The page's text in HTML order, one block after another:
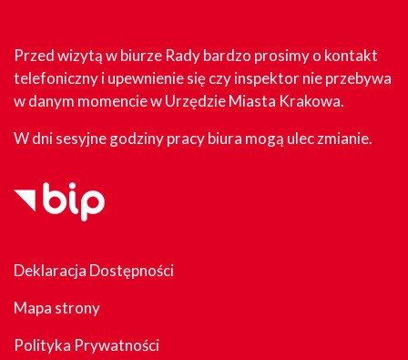
Przed wizytą w biurze Rady bardzo prosimy o kontakt
telefoniczny i upewnienie się czy inspektor nie przebywa
w danym momencie w Urzędzie Miasta Krakowa.
W dni sesyjne godziny pracy biura mogą ulec zmianie.
Deklaracja Dostępności
Mapa strony
Polityka Prywatności